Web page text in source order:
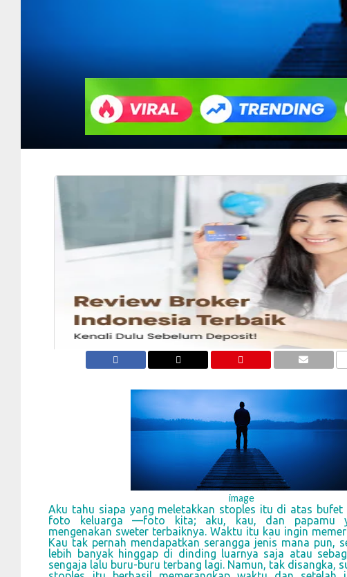
image
Aku tahu siapa yang meletakkan stoples itu di atas
foto keluarga —foto kita; aku, kau, dan papamu
mengenakan sweter terbaiknya. Waktu itu kau ingin
Kau tak pernah mendapatkan serangga jenis mana pun,
lebih banyak hinggap di dinding luarnya saja atau
sengaja lalu buru-buru terbang lagi. Namun, tak disangka,